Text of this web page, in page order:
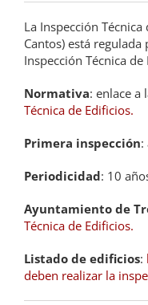
La Inspección Técnica
Cantos) está
Inspección Técnica de
Normativa: enlace a
Técnica de Edificios.
Primera inspección:
Periodicidad: 10
Ayuntamiento de
Técnica de Edificios.
Listado de edificios:
deben realizar la